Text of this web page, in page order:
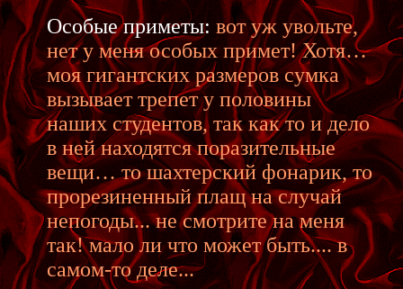
Особые приметы:вот уж увольте,
нет у меня особых примет! Хотя…
моя гигантских размеров сумка
вызывает трепет у половины
наших студентов, так как то и дело
в ней находятся поразительные
вещи… то шахтерский фонарик, то
прорезиненный плащ на случай
непогоды... не смотрите на меня
так! мало ли что может быть.... в
самом-то деле...